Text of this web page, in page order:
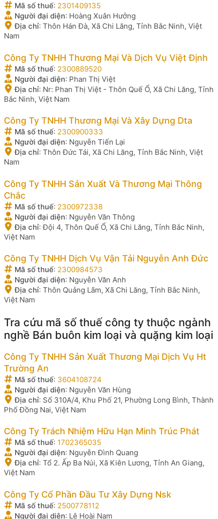
Mã số thuế: 2301409135
Người đại diện: Hoàng Xuân Hưởng
Địa chỉ: Thôn Hán Đà, Xã Chi Lăng, Tỉnh Bắc Ninh, Việt
Nam
Công Ty TNHH Thương Mại Và Dịch Vụ Việt Định
Mã số thuế: 2300889520
Người đại diện: Phan Thị Việt
Địa chỉ: Nr: Phan Thị Việt - Thôn Quế Ổ, Xã Chi Lăng, Tỉnh
Bắc Ninh, Việt Nam
Công Ty TNHH Thương Mại Và Xây Dựng Dta
Mã số thuế: 2300900333
Người đại diện: Nguyễn Tiến Lại
Địa chỉ: Thôn Đức Tái, Xã Chi Lăng, Tỉnh Bắc Ninh, Việt
Nam
Công Ty TNHH Sản Xuất Và Thương Mại Thông
Chắc
Mã số thuế: 2300972338
Người đại diện: Nguyễn Văn Thông
Địa chỉ:Đội 4, Thôn Quế Ổ, Xã Chi Lăng, Tỉnh Bắc Ninh,
Việt Nam
Công Ty TNHH Dịch Vụ Vận Tải Nguyễn Anh Đức
Mã số thuế: 2300984573
Người đại diện: Nguyễn Văn Anh
Địa chỉ: Thôn Quảng Lãm, Xã Chi Lăng, Tỉnh Bắc Ninh,
Việt Nam
Tra cứu mã số thuế công ty thuộc ngành
nghề Bán buôn kim loại và quặng kim loại
Công Ty TNHH Sản Xuất Thương Mại Dịch Vụ Ht
Trường An
Mã số thuế: 3604108724
Người đại diện: Nguyễn Văn Hùng
Địa chỉ: Số 310A/4, Khu Phố 21, Phường Long Bình, Thành
Phố Đồng Nai, Việt Nam
Công Ty Trách Nhiệm Hữu Hạn Minh Trúc Phát
Mã số thuế: 1702365035
Người đại diện: Nguyễn Đình Quang
Địa chỉ: Tổ 2. Ấp Ba Núi, Xã Kiên Lương, Tỉnh An Giang,
Việt Nam
Công Ty Cổ Phần Đầu Tư Xây Dựng Nsk
Mã số thuế: 2500778112
Người đại diện: Lê Hoài Nam